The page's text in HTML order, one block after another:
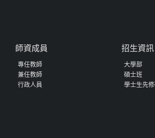
師資成員
專任教師
兼任教師
行政人員
招生資訊
大學部
碩士班
學士生先